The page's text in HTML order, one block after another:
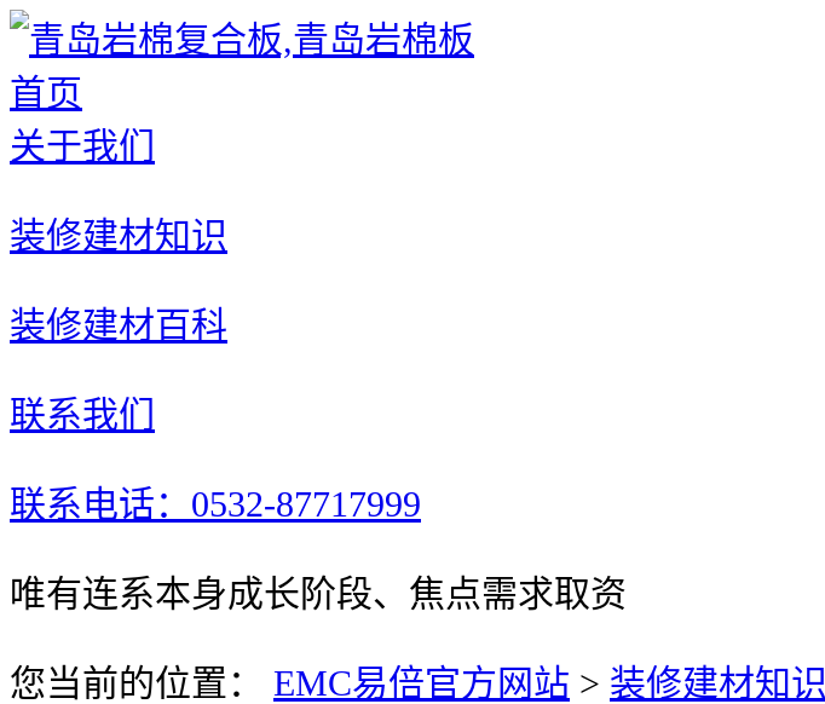
首页
关于我们
装修建材知识
装修建材百科
联系我们
联系电话：0532-87717999
唯有连系本身成长阶段、焦点需求取资
您当前的位置： EMC易倍官方网站 > 装修建材知识